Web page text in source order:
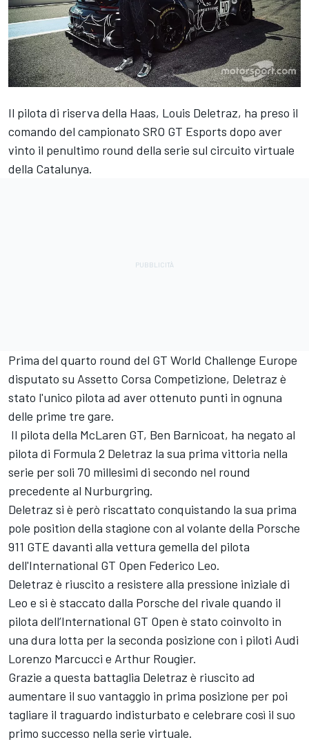
Il pilota di riserva della Haas, Louis Deletraz, ha preso il
comando del campionato SRO GT Esports dopo aver
vinto il penultimo round della serie sul circuito virtuale
della Catalunya.
Prima del quarto round del GT World Challenge Europe
disputato su Assetto Corsa Competizione, Deletraz è
stato l'unico pilota ad aver ottenuto punti in ognuna
delle prime tre gare.
Il pilota della McLaren GT, Ben Barnicoat, ha negato al
pilota di Formula 2 Deletraz la sua prima vittoria nella
serie per soli 70 millesimi di secondo nel round
precedente al Nurburgring.
Deletraz si è però riscattato conquistando la sua prima
pole position della stagione con al volante della Porsche
911 GTE davanti alla vettura gemella del pilota
dell'International GT Open Federico Leo.
Deletraz è riuscito a resistere alla pressione iniziale di
Leo e si è staccato dalla Porsche del rivale quando il
pilota dell’International GT Open è stato coinvolto in
una dura lotta per la seconda posizione con i piloti Audi
Lorenzo Marcucci e Arthur Rougier.
Grazie a questa battaglia Deletraz è riuscito ad
aumentare il suo vantaggio in prima posizione per poi
tagliare il traguardo indisturbato e celebrare così il suo
primo successo nella serie virtuale.